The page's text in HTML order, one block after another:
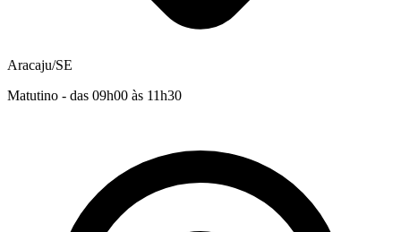
Aracaju/SE
Matutino - das 09h00 às 11h30